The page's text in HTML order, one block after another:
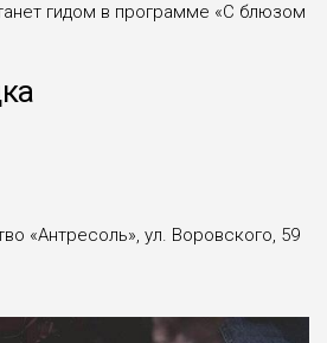
гидом в программе «С блюзом
«Антресоль», ул. Воровского, 59